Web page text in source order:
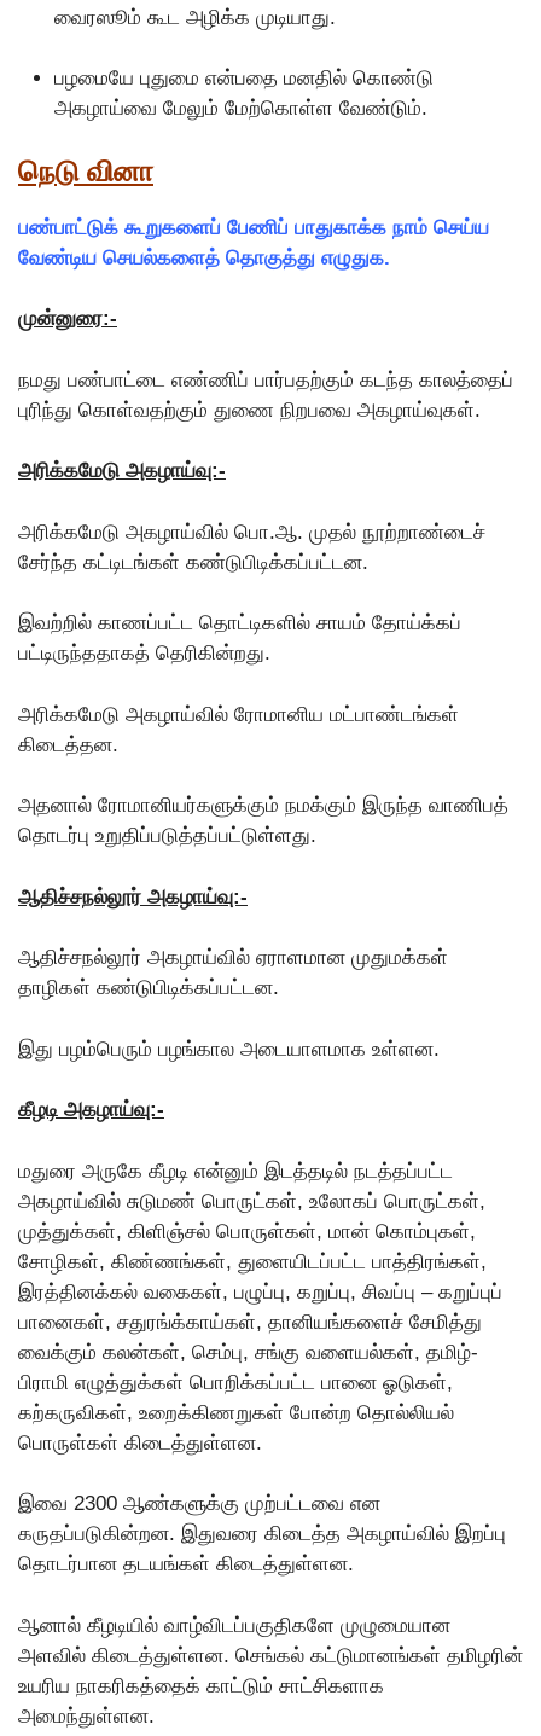
வைரஸூம் கூட அழிக்க முடியாது.
பழமையே புதுமை என்பதை மனதில் கொண்டு
அகழாய்வை மேலும் மேற்கொள்ள வேண்டும்.
நெடு வினா
பண்பாட்டுக் கூறுகளைப் பேணிப் பாதுகாக்க நாம் செய்ய
வேண்டிய செயல்களைத் தொகுத்து எழுதுக.
முன்னுரை:-
நமது பண்பாட்டை எண்ணிப் பார்பதற்கும் கடந்த காலத்தைப்
புரிந்து கொள்வதற்கும் துணை நிறபவை அகழாய்வுகள்.
அரிக்கமேடு அகழாய்வு:-
அரிக்கமேடு அகழாய்வில் பொ.ஆ. முதல் நூற்றாண்டைச்
சேர்ந்த கட்டிடங்கள் கண்டுபிடிக்கப்பட்டன.
இவற்றில் காணப்பட்ட தொட்டிகளில் சாயம் தோய்க்கப்
பட்டிருந்ததாகத் தெரிகின்றது.
அரிக்கமேடு அகழாய்வில் ரோமானிய மட்பாண்டங்கள்
கிடைத்தன.
அதனால் ரோமானியர்களுக்கும் நமக்கும் இருந்த வாணிபத்
தொடர்பு உறுதிப்படுத்தப்பட்டுள்ளது.
ஆதிச்சநல்லூர் அகழாய்வு:-
ஆதிச்சநல்லூர் அகழாய்வில் ஏராளமான முதுமக்கள்
தாழிகள் கண்டுபிடிக்கப்பட்டன.
இது பழம்பெரும் பழங்கால அடையாளமாக உள்ளன.
கீழடி அகழாய்வு:-
மதுரை அருகே கீழடி என்னும் இடத்தடில் நடத்தப்பட்ட
அகழாய்வில் சுடுமண் பொருட்கள், உலோகப் பொருட்கள்,
முத்துக்கள், கிளிஞ்சல் பொருள்கள், மான் கொம்புகள்,
சோழிகள், கிண்ணங்கள், துளையிடப்பட்ட பாத்திரங்கள்,
இரத்தினக்கல் வகைகள், பழுப்பு, கறுப்பு, சிவப்பு – கறுப்புப்
பானைகள், சதுரங்க்காய்கள், தானியங்களைச் சேமித்து
வைக்கும் கலன்கள், செம்பு, சங்கு வளையல்கள், தமிழ்-
பிராமி எழுத்துக்கள் பொறிக்கப்பட்ட பானை ஓடுகள்,
கற்கருவிகள், உறைக்கிணறுகள் போன்ற தொல்லியல்
பொருள்கள் கிடைத்துள்ளன.
இவை 2300 ஆண்களுக்கு முற்பட்டவை என
கருதப்படுகின்றன. இதுவரை கிடைத்த அகழாய்வில் இறப்பு
தொடர்பான தடயங்கள் கிடைத்துள்ளன.
ஆனால் கீழடியில் வாழ்விடப்பகுதிகளே முழுமையான
அளவில் கிடைத்துள்ளன. செங்கல் கட்டுமானங்கள் தமிழரின்
உயரிய நாகரிகத்தைக் காட்டும் சாட்சிகளாக
அமைந்துள்ளன.